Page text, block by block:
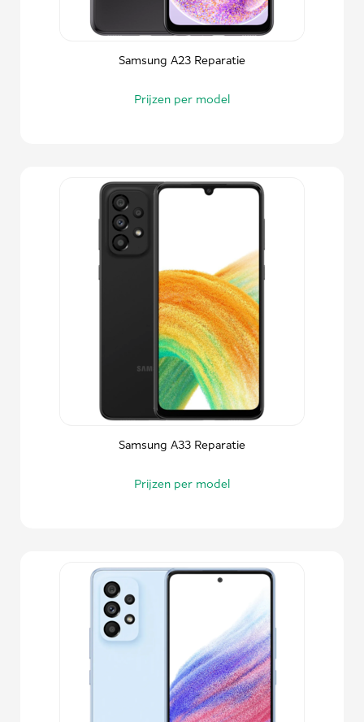
Samsung A23 Reparatie
Prijzen per model
Samsung A33 Reparatie
Prijzen per model